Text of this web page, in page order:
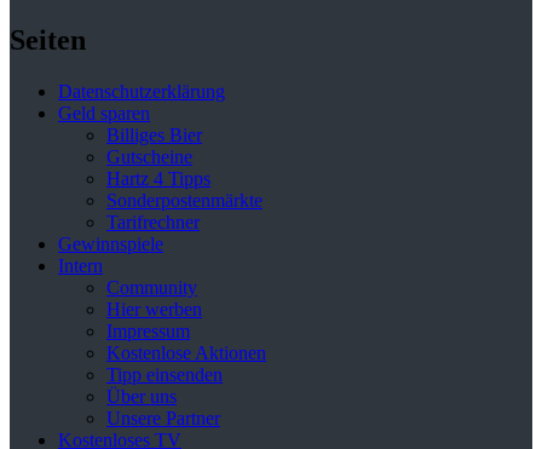
Seiten
Datenschutzerklärung
Geld sparen
Billiges Bier
Gutscheine
Hartz 4 Tipps
Sonderpostenmärkte
Tarifrechner
Gewinnspiele
Intern
Community
Hier werben
Impressum
Kostenlose Aktionen
Tipp einsenden
Über uns
Unsere Partner
Kostenloses TV